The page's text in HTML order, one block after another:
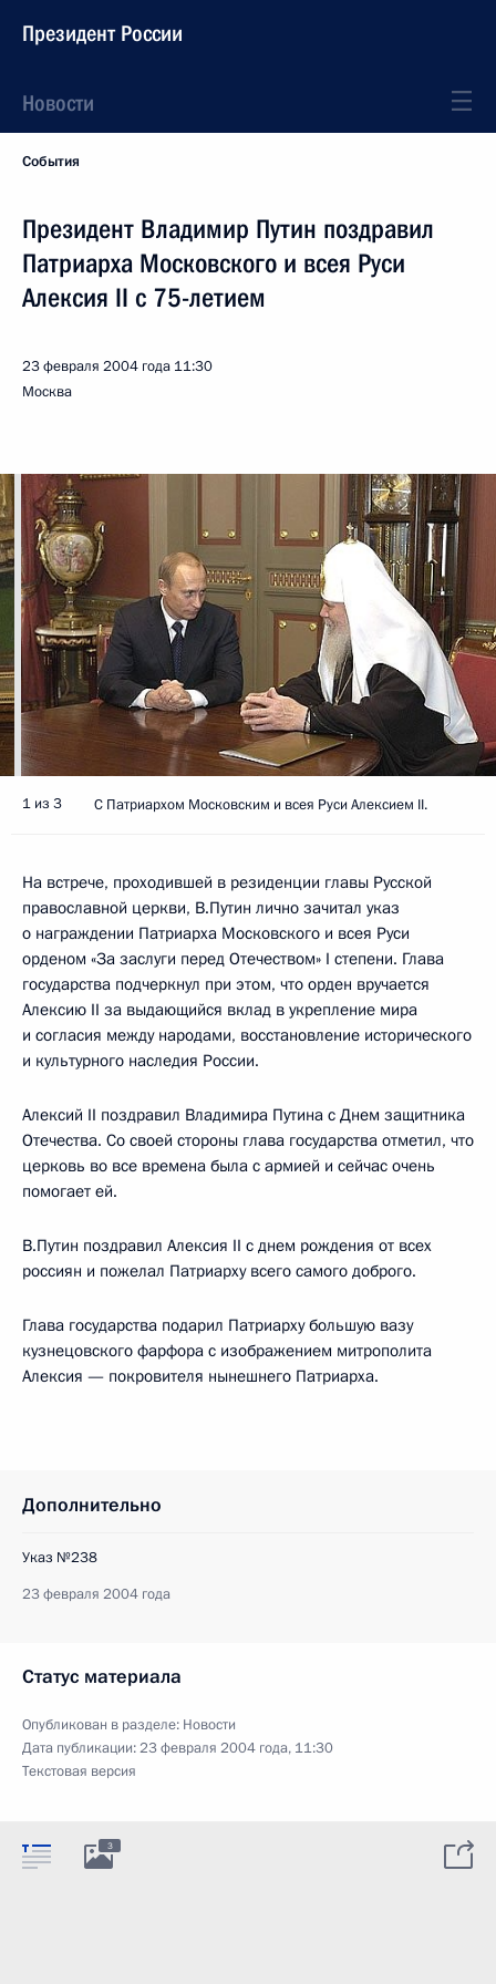
Президент России
Новости
События
Президент Владимир Путин поздравил
Патриарха Московского и всея Руси
Алексия II с 75-летием
23 февраля 2004 года 11:30
Москва
1 из 3 С Патриархом Московским и всея Руси Алексием II.
На встрече, проходившей в резиденции главы Русской
православной церкви, В.Путин лично зачитал указ
о награждении Патриарха Московского и всея Руси
орденом «За заслуги перед Отечеством» I степени. Глава
государства подчеркнул при этом, что орден вручается
Алексию II за выдающийся вклад в укрепление мира
и согласия между народами, восстановление исторического
и культурного наследия России.
Алексий II поздравил Владимира Путина с Днем защитника
Отечества. Со своей стороны глава государства отметил, что
церковь во все времена была с армией и сейчас очень
помогает ей.
В.Путин поздравил Алексия II с днем рождения от всех
россиян и пожелал Патриарху всего самого доброго.
Глава государства подарил Патриарху большую вазу
кузнецовского фарфора с изображением митрополита
Алексия — покровителя нынешнего Патриарха.
Дополнительно
Указ №238
23 февраля 2004 года
Статус материала
Опубликован в разделе: Новости
Дата публикации:23 февраля 2004 года, 11:30
Текстовая версия
3